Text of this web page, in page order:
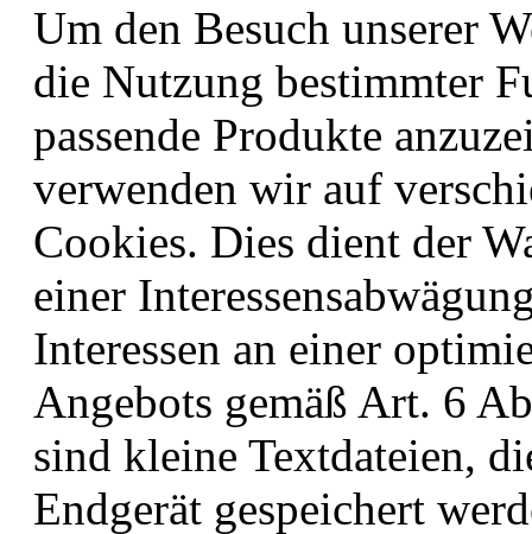
Um den Besuch unserer
die Nutzung bestimmter
passende Produkte
verwenden wir auf
Cookies. Dies dient der
einer
Interessen an einer
Angebots gemäß Art. 6
sind kleine Textdateien,
Endgerät gespeichert